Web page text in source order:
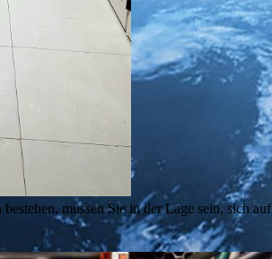
müssen Sie in der Lage sein, sich auf